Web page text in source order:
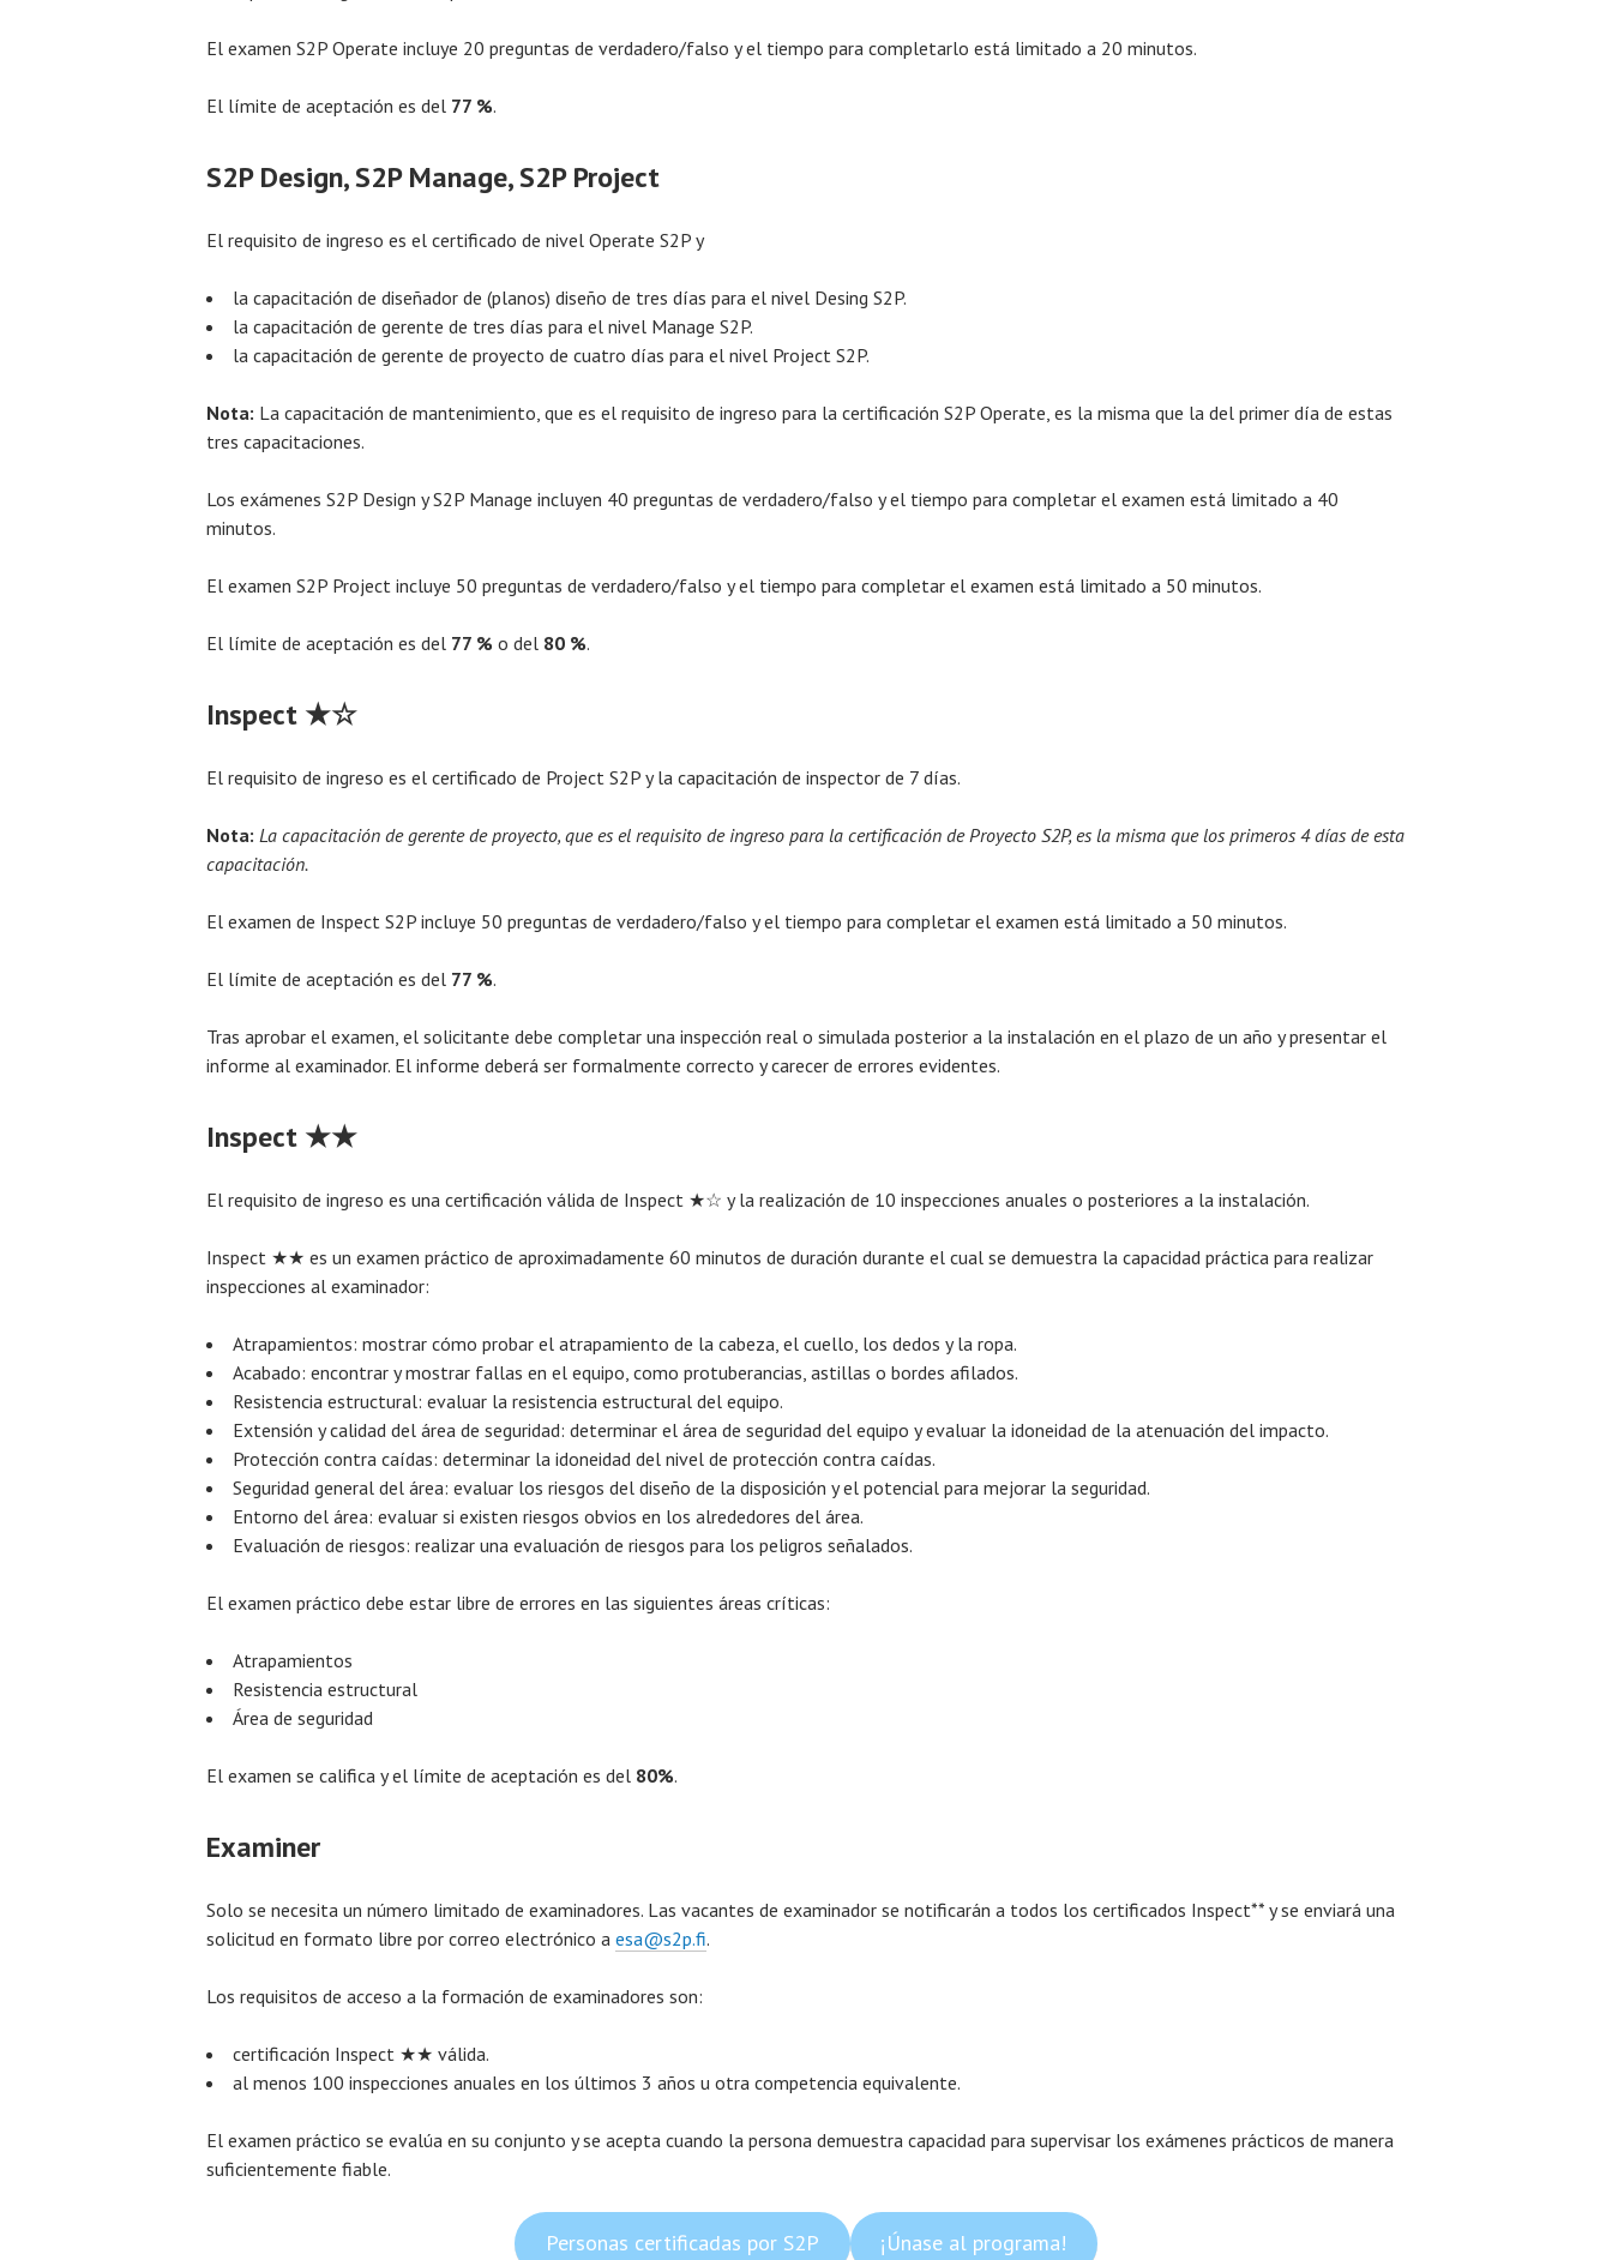
El examen S2P Operate incluye 20 preguntas de verdadero/falso y el tiempo para completarlo está limitado a 20 minutos.
El límite de aceptación es del 77 %.
S2P Design, S2P Manage, S2P Project
El requisito de ingreso es el certificado de nivel Operate S2P y
la capacitación de diseñador de (planos) diseño de tres días para el nivel Desing S2P.
la capacitación de gerente de tres días para el nivel Manage S2P.
la capacitación de gerente de proyecto de cuatro días para el nivel Project S2P.
Nota: La capacitación de mantenimiento, que es el requisito de ingreso para la certificación S2P Operate, es la misma que la del primer día de estas
tres capacitaciones.
Los exámenes S2P Design y S2P Manage incluyen 40 preguntas de verdadero/falso y el tiempo para completar el examen está limitado a 40
minutos.
El examen S2P Project incluye 50 preguntas de verdadero/falso y el tiempo para completar el examen está limitado a 50 minutos.
El límite de aceptación es del 77 % o del 80 %.
Inspect ★☆
El requisito de ingreso es el certificado de Project S2P y la capacitación de inspector de 7 días.
Nota: La capacitación de gerente de proyecto, que es el requisito de ingreso para la certificación de Proyecto S2P, es la misma que los primeros 4 días de esta
capacitación.
El examen de Inspect S2P incluye 50 preguntas de verdadero/falso y el tiempo para completar el examen está limitado a 50 minutos.
El límite de aceptación es del 77 %.
Tras aprobar el examen, el solicitante debe completar una inspección real o simulada posterior a la instalación en el plazo de un año y presentar el
informe al examinador. El informe deberá ser formalmente correcto y carecer de errores evidentes.
Inspect ★★
El requisito de ingreso es una certificación válida de Inspect ★☆ y la realización de 10 inspecciones anuales o posteriores a la instalación.
Inspect ★★ es un examen práctico de aproximadamente 60 minutos de duración durante el cual se demuestra la capacidad práctica para realizar
inspecciones al examinador:
Atrapamientos: mostrar cómo probar el atrapamiento de la cabeza, el cuello, los dedos y la ropa.
Acabado: encontrar y mostrar fallas en el equipo, como protuberancias, astillas o bordes afilados.
Resistencia estructural: evaluar la resistencia estructural del equipo.
Extensión y calidad del área de seguridad: determinar el área de seguridad del equipo y evaluar la idoneidad de la atenuación del impacto.
Protección contra caídas: determinar la idoneidad del nivel de protección contra caídas.
Seguridad general del área: evaluar los riesgos del diseño de la disposición y el potencial para mejorar la seguridad.
Entorno del área: evaluar si existen riesgos obvios en los alrededores del área.
Evaluación de riesgos: realizar una evaluación de riesgos para los peligros señalados.
El examen práctico debe estar libre de errores en las siguientes áreas críticas:
Atrapamientos
Resistencia estructural
Área de seguridad
El examen se califica y el límite de aceptación es del 80%.
Examiner
Solo se necesita un número limitado de examinadores. Las vacantes de examinador se notificarán a todos los certificados Inspect** y se enviará una
solicitud en formato libre por correo electrónico a esa@s2p.fi.
Los requisitos de acceso a la formación de examinadores son:
certificación Inspect ★★ válida.
al menos 100 inspecciones anuales en los últimos 3 años u otra competencia equivalente.
El examen práctico se evalúa en su conjunto y se acepta cuando la persona demuestra capacidad para supervisar los exámenes prácticos de manera
suficientemente fiable.
Personas certificadas por S2P ¡Únase al programa!